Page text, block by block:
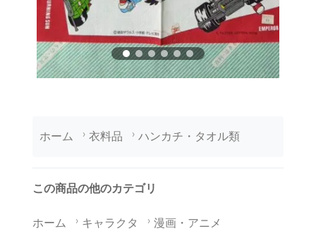
ホーム 衣料品 ハンカチ・タオル類
この商品の他のカテゴリ
ホーム キャラクタ 漫画・アニメ